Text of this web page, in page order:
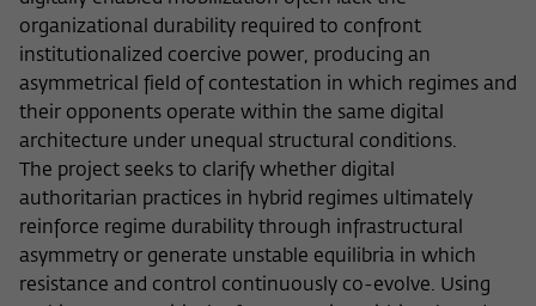
organizational durability required to confront
institutionalized coercive power, producing an
asymmetrical field of contestation in which regimes and
their opponents operate within the same digital
architecture under unequal structural conditions.
The project seeks to clarify whether digital
authoritarian practices in hybrid regimes ultimately
reinforce regime durability through infrastructural
asymmetry or generate unstable equilibria in which
resistance and control continuously co-evolve. Using